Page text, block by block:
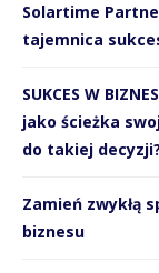
Solartime Partner
tajemnica
SUKCES W
jako ścieżka
do takiej decyzji?
Zamień zwykłą
biznesu